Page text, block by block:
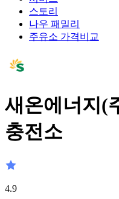
스토리
나우 패밀리
주유소 가격비교
새온에너지(
충전소
4.9